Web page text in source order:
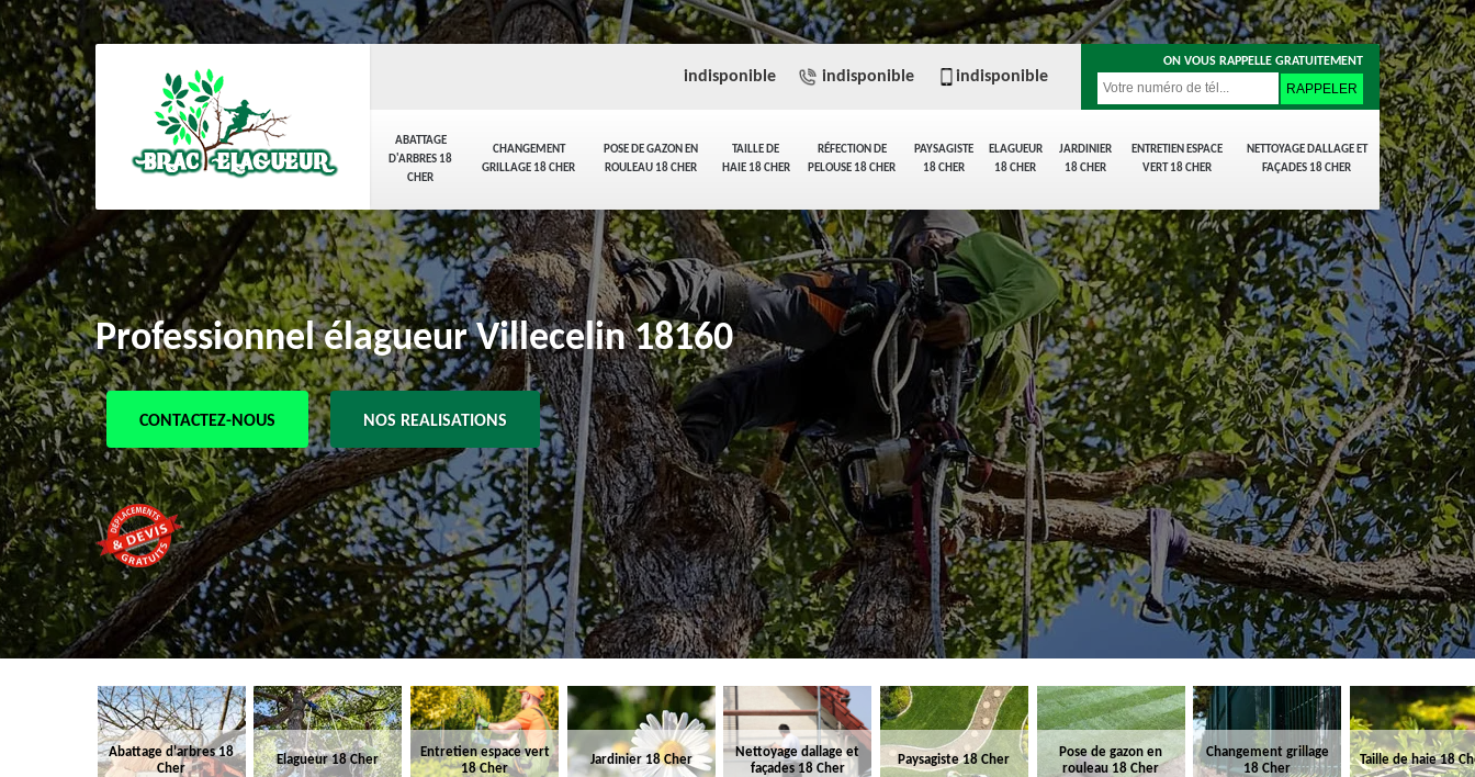
ABATTAGE
D'ARBRES 18
CHER
CHANGEMENT
GRILLAGE 18 CHER
POSE DE GAZON EN
ROULEAU 18 CHER
TAILLE DE
HAIE 18 CHER
RÉFECTION DE
PELOUSE 18 CHER
PAYSAGISTE
18 CHER
ELAGUEUR
18 CHER
JARDINIER
18 CHER
ENTRETIEN ESPACE
VERT 18 CHER
NETTOYAGE DALLAGE ET
FAÇADES 18 CHER
indisponible indisponible indisponible
ON VOUS RAPPELLE GRATUITEMENT
Professionnel élagueur Villecelin 18160
CONTACTEZ-NOUS NOS REALISATIONS
Abattage d'arbres 18
Cher
Elagueur 18 Cher
Entretien espace vert
18 Cher
Jardinier 18 Cher
Nettoyage dallage et
façades 18 Cher
Paysagiste 18 Cher
Pose de gazon en
rouleau 18 Cher
Changement grillage
18 Cher
Taille de haie 18